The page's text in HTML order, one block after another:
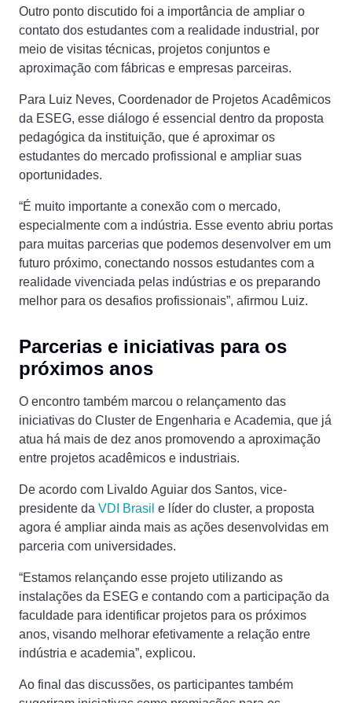
Outro ponto discutido foi a importância de ampliar o
contato dos estudantes com a realidade industrial, por
meio de visitas técnicas, projetos conjuntos e
aproximação com fábricas e empresas parceiras.
Para Luiz Neves, Coordenador de Projetos Acadêmicos
da ESEG, esse diálogo é essencial dentro da proposta
pedagógica da instituição, que é aproximar os
estudantes do mercado profissional e ampliar suas
oportunidades.
“É muito importante a conexão com o mercado,
especialmente com a indústria. Esse evento abriu portas
para muitas parcerias que podemos desenvolver em um
futuro próximo, conectando nossos estudantes com a
realidade vivenciada pelas indústrias e os preparando
melhor para os desafios profissionais”, afirmou Luiz.
Parcerias e iniciativas para os
próximos anos
O encontro também marcou o relançamento das
iniciativas do Cluster de Engenharia e Academia, que já
atua há mais de dez anos promovendo a aproximação
entre projetos acadêmicos e industriais.
De acordo com Livaldo Aguiar dos Santos, vice-
presidente da VDI Brasil e líder do cluster, a proposta
agora é ampliar ainda mais as ações desenvolvidas em
parceria com universidades.
“Estamos relançando esse projeto utilizando as
instalações da ESEG e contando com a participação da
faculdade para identificar projetos para os próximos
anos, visando melhorar efetivamente a relação entre
indústria e academia”, explicou.
Ao final das discussões, os participantes também